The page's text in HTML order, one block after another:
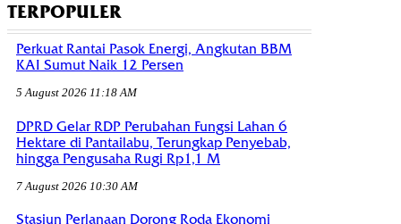
TERPOPULER
Perkuat Rantai Pasok Energi, Angkutan BBM
KAI Sumut Naik 12 Persen
5 August 2026 11:18 AM
DPRD Gelar RDP Perubahan Fungsi Lahan 6
Hektare di Pantailabu, Terungkap Penyebab,
hingga Pengusaha Rugi Rp1,1 M
7 August 2026 10:30 AM
Stasiun Perlanaan Dorong Roda Ekonomi